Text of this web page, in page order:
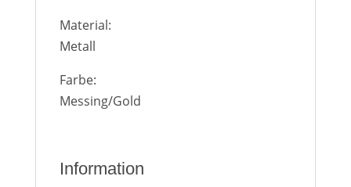
Material:
Metall
Farbe:
Messing/Gold
Information